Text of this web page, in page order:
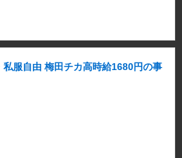
服自由 梅田チカ高時給1680円の事